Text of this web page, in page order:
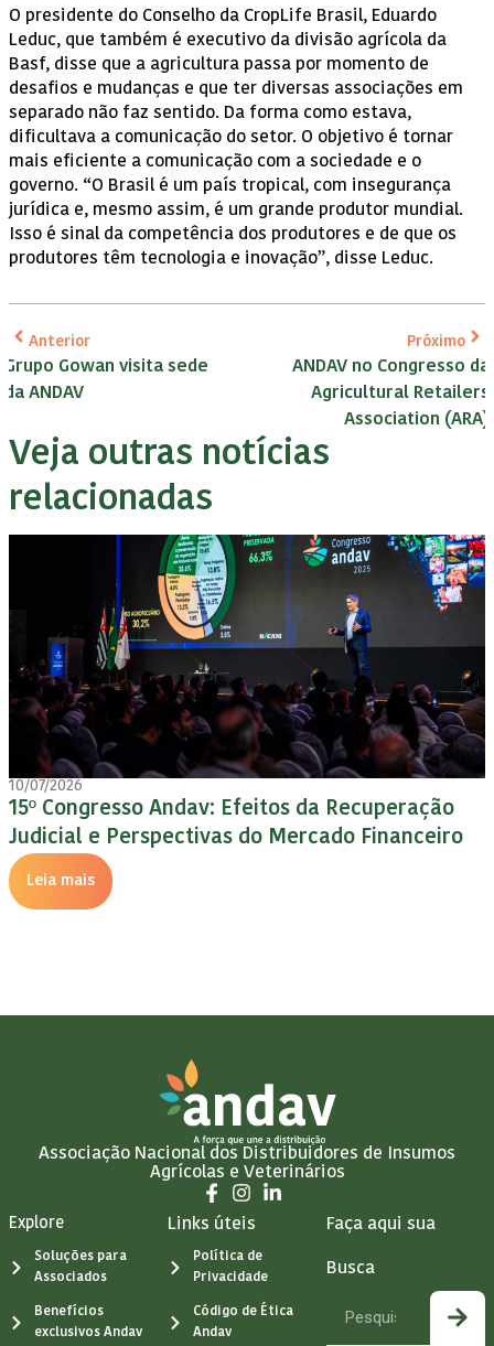
O presidente do Conselho da CropLife Brasil, Eduardo
Leduc, que também é executivo da divisão agrícola da
Basf, disse que a agricultura passa por momento de
desafios e mudanças e que ter diversas associações em
separado não faz sentido. Da forma como estava,
dificultava a comunicação do setor. O objetivo é tornar
mais eficiente a comunicação com a sociedade e o
governo. “O Brasil é um país tropical, com insegurança
jurídica e, mesmo assim, é um grande produtor mundial.
Isso é sinal da competência dos produtores e de que os
produtores têm tecnologia e inovação”, disse Leduc.
Anterior
Grupo Gowan visita sede
da ANDAV
Próximo
ANDAV no Congresso da
Agricultural Retailers
Association (ARA)
Veja outras notícias
relacionadas
10/07/2026
15º Congresso Andav: Efeitos da Recuperação
Judicial e Perspectivas do Mercado Financeiro
Leia mais
Associação Nacional dos Distribuidores de Insumos
Agrícolas e Veterinários
Explore
Soluções para
Associados
Benefícios
exclusivos Andav
Links úteis
Política de
Privacidade
Código de Ética
Andav
Faça aqui sua
Busca